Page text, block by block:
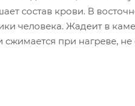
состав крови. В
человека. Жадеит в
при нагреве, не